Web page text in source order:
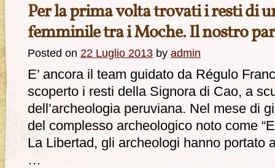
Per la prima volta trovati i resti di
femminile tra i Moche. Il nostro
Posted on 22 Luglio 2013 by admin
E’ ancora il team guidato da Régulo
scoperto i resti della Signora di Cao, a
dell’archeologia peruviana. Nel mese di
del complesso archeologico noto come
La Libertad, gli archeologi hanno portato
…